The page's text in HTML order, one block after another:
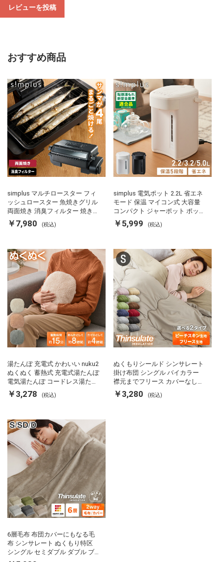
レビューを投稿
おすすめ商品
simplus マルチロースター フィ
ッシュロースター 魚焼きグリル
両面焼き 消臭フィルター 焼き魚
両面ヒーター タイマー付き SP-
FRS01 マットブラック シンプラ
￥7,980 (税込)
simplus 電気ポット 2.2L 省エネ
モード 保温 マイコン式 大容量
コンパクト ジャーポット ポット
カルキ抜き 空焚き防止 温度調節
軽量 SP-PD22 シンプラス
￥5,999 (税込)
湯たんぽ 充電式 かわいい nuku2
ぬくぬく 蓄熱式 充電式湯たんぽ
電気湯たんぽ コードレス湯たん
ぽ エコ 節電 節約 省エネ 充電式
エコ電気あんか EWT-2143 スリ
￥3,278 (税込)
ぬくもりシールド シンサレート
掛け布団 シングル バイカラー
襟元までフリース カバーなしで
使える 軽い 丸洗い 断熱 保温 抗
菌防臭 洗える 防ダニ 軽量 ホコ
￥3,280 (税込)
6層毛布 布団カバーにもなる毛
布 シンサレート ぬくもり特区
シングル セミダブル ダブル ブ